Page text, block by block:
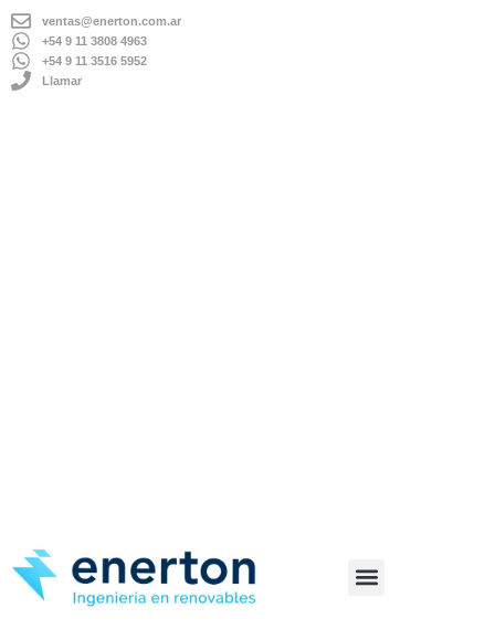
ventas@enerton.com.ar
+54 9 11 3808 4963
+54 9 11 3516 5952
Llamar